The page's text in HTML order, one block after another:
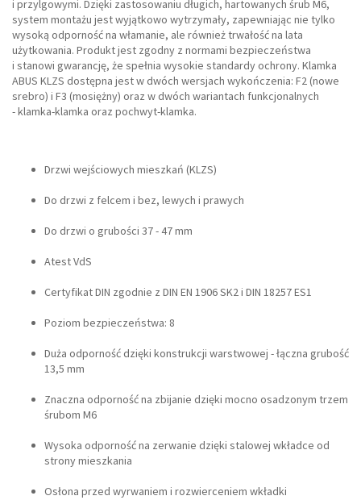
i przylgowymi. Dzięki zastosowaniu długich, hartowanych śrub M6,
system montażu jest wyjątkowo wytrzymały, zapewniając nie tylko
wysoką odporność na włamanie, ale również trwałość na lata
użytkowania. Produkt jest zgodny z normami bezpieczeństwa
i stanowi gwarancję, że spełnia wysokie standardy ochrony. Klamka
ABUS KLZS dostępna jest w dwóch wersjach wykończenia: F2 (nowe
srebro) i F3 (mosiężny) oraz w dwóch wariantach funkcjonalnych
- klamka-klamka oraz pochwyt-klamka.
Drzwi wejściowych mieszkań (KLZS)
Do drzwi z felcem i bez, lewych i prawych
Do drzwi o grubości 37 - 47 mm
Atest VdS
Certyfikat DIN zgodnie z DIN EN 1906 SK2 i DIN 18257 ES1
Poziom bezpieczeństwa: 8
Duża odporność dzięki konstrukcji warstwowej - łączna grubość
13,5 mm
Znaczna odporność na zbijanie dzięki mocno osadzonym trzem
śrubom M6
Wysoka odporność na zerwanie dzięki stalowej wkładce od
strony mieszkania
Osłona przed wyrwaniem i rozwierceniem wkładki